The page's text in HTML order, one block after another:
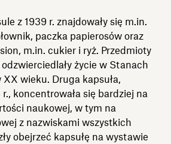
z 1939 r. znajdowały się m.in.
paczka papierosów oraz
m.in. cukier i ryż. Przedmioty
życie w Stanach
wieku. Druga kapsuła,
koncentrowała się bardziej na
naukowej, w tym na
z nazwiskami wszystkich
obejrzeć kapsułę na wystawie